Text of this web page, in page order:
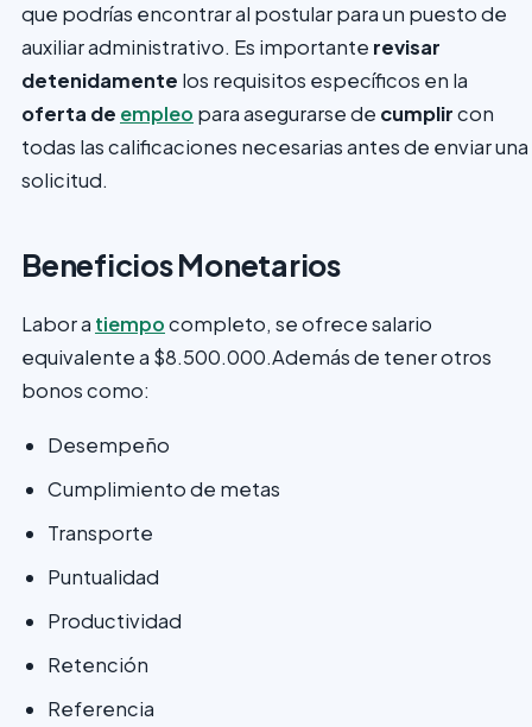
que podrías encontrar al postular para un puesto de
auxiliar administrativo. Es importante revisar
detenidamente los requisitos específicos en la
oferta de empleo para asegurarse de cumplircon
todas las calificaciones necesarias antes de enviar una
solicitud.
Beneficios Monetarios
Labor a tiempocompleto, se ofrece salario
equivalente a $8.500.000.Además de tener otros
bonos como:
Desempeño
Cumplimiento de metas
Transporte
Puntualidad
Productividad
Retención
Referencia